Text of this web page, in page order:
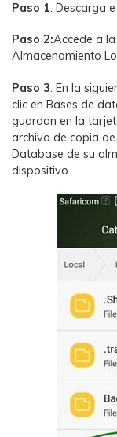
Paso 1: Descarga
Paso 2:Accede a
Almacenamiento
Paso 3: En la
clic en Bases de
guardan en la
archivo de copia
Database de su
dispositivo.